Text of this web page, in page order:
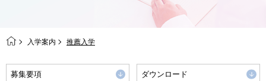
入学案内 推薦入学
募集要項 ダウンロード